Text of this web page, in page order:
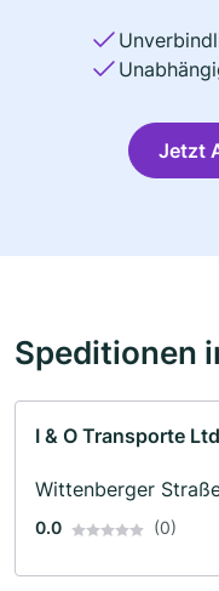
Jetzt
Speditionen
I & O Transporte
Wittenberger
0.0 (0)